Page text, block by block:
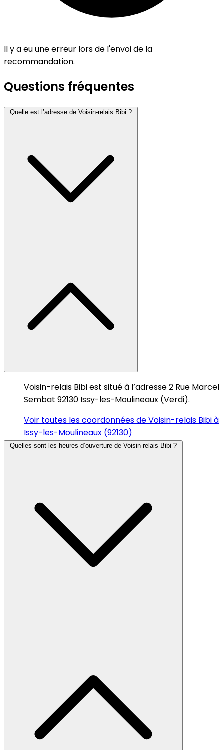
Il y a eu une erreur lors de l'envoi de la
recommandation.
Questions fréquentes
Quelle est l’adresse de Voisin-relais Bibi ?
Voisin-relais Bibi est situé à l’adresse 2 Rue Marcel
Sembat 92130 Issy-les-Moulineaux (Verdi).
Voir toutes les coordonnées de Voisin-relais Bibi à
Issy-les-Moulineaux (92130)
Quelles sont les heures d’ouverture de Voisin-relais Bibi ?